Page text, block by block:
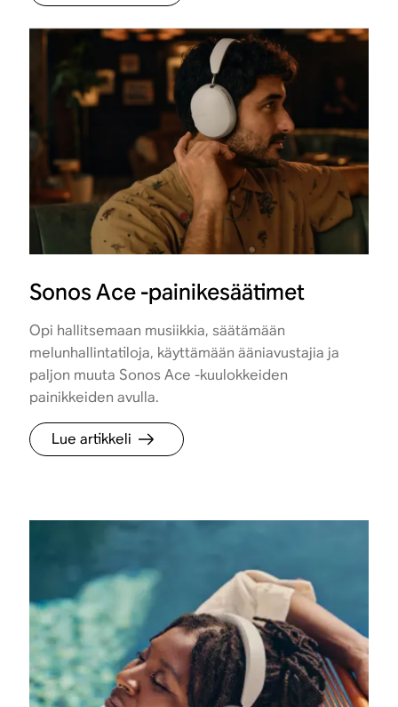
Sonos Ace -painikesäätimet
Opi hallitsemaan musiikkia, säätämään
melunhallintatiloja, käyttämään ääniavustajia ja
paljon muuta Sonos Ace -kuulokkeiden
painikkeiden avulla.
Lue artikkeli